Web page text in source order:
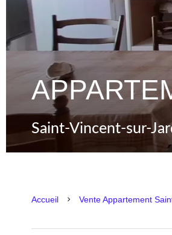
Saint-Vincent-sur-
Accueil Vente Appartement